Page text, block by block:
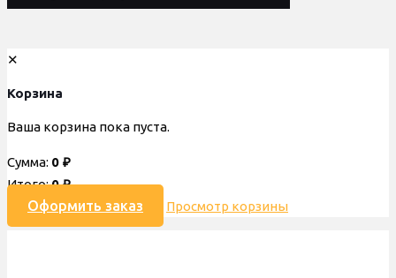
✕
Корзина
Ваша корзина пока пуста.
Сумма: 0 ₽
Итого:0₽
Оформить заказ Просмотр корзины